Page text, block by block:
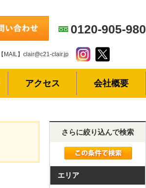
0120-905-980
【MAIL】clair@c21-clair.jp
アクセス 会社概要
さらに絞り込んで検索
エリア